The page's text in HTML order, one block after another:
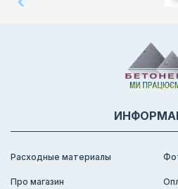
Расходные материалы
Про магазин